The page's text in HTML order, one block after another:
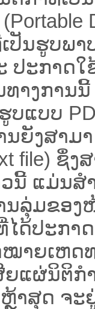
ປັນຮູບພ
ປະກາດ
າງການ
ຮູບແບບ
ຍັງສາມ
file) ຊຶ່
ນີ້ ແມ່ນສ
ລຸ່ມຂອງ
ໄດ້ປະກ
າຍເຫດ
ແຜ່ນິຕິກ
າສຸດ ຈະ